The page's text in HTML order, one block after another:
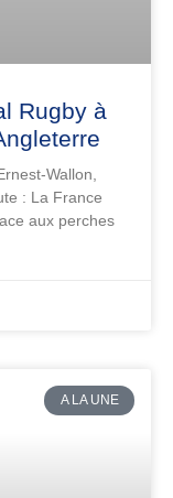
Rugby à
Wallon,
: La France
aux perches
A LA UNE